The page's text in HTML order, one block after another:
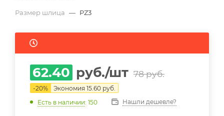
Размер шлица — PZ3
62.40 руб./шт 78руб.
-20% Экономия 15.60 руб.
Есть в наличии: 150 Нашли дешевле?